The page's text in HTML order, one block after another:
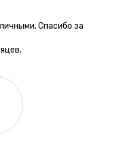
Спасибо за